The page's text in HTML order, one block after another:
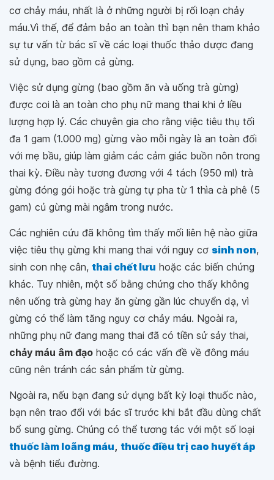
cơ chảy máu, nhất là ở những người bị rối loạn chảy
máu.Vì thế, để đảm bảo an toàn thì bạn nên tham khảo
sự tư vấn từ bác sĩ về các loại thuốc thảo dược đang
sử dụng, bao gồm cả gừng.
Việc sử dụng gừng (bao gồm ăn và uống trà gừng)
được coi là an toàn cho phụ nữ mang thai khi ở liều
lượng hợp lý. Các chuyên gia cho rằng việc tiêu thụ tối
đa 1 gam (1.000 mg) gừng vào mỗi ngày là an toàn đối
với mẹ bầu, giúp làm giảm các cảm giác buồn nôn trong
thai kỳ. Điều này tương đương với 4 tách (950 ml) trà
gừng đóng gói hoặc trà gừng tự pha từ 1 thìa cà phê (5
gam) củ gừng mài ngâm trong nước.
Các nghiên cứu đã không tìm thấy mối liên hệ nào giữa
việc tiêu thụ gừng khi mang thai với nguy cơ sinh non,
sinh con nhẹ cân, thai chết lưu hoặc các biến chứng
khác. Tuy nhiên, một số bằng chứng cho thấy không
nên uống trà gừng hay ăn gừng gần lúc chuyển dạ, vì
gừng có thể làm tăng nguy cơ chảy máu. Ngoài ra,
những phụ nữ đang mang thai đã có tiền sử sảy thai,
chảy máu âm đạo hoặc có các vấn đề về đông máu
cũng nên tránh các sản phẩm từ gừng.
Ngoài ra, nếu bạn đang sử dụng bất kỳ loại thuốc nào,
bạn nên trao đổi với bác sĩ trước khi bắt đầu dùng chất
bổ sung gừng. Chúng có thể tương tác với một số loại
thuốc làm loãng máu, thuốc điều trị cao huyết áp
và bệnh tiểu đường.